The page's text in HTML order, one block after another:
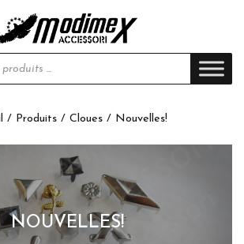
/ Produits/ Cloues/ Nouvelles!
NOUVELLES!